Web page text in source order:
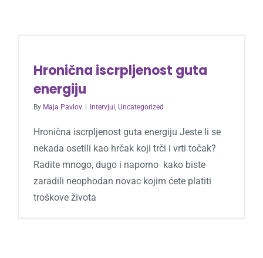
Hronična iscrpljenost guta
energiju
By Maja Pavlov Intervjui, Uncategorized
Hronična iscrpljenost guta energiju Jeste li se
nekada osetili kao hrčak koji trči i vrti točak?
Radite mnogo, dugo i naporno kako biste
zaradili neophodan novac kojim ćete platiti
troškove života